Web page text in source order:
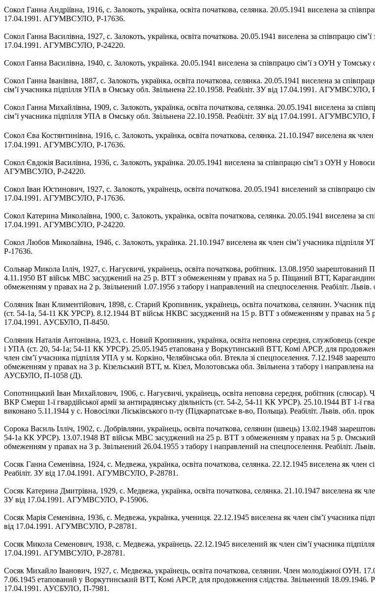
Сокол Ганна Андріївна, 1916, с. Залокоть, українка, освіта початкова, селянка. 20.05.1941 виселена за
17.04.1991. АГУМВСУЛО, Р-17636.
Сокол Ганна Василівна, 1927, с. Залокоть, українка, освіта початкова. 20.05.1941 виселена за співпрацю
17.04.1991. АГУМВСУЛО, Р-24220.
Сокол Ганна Василівна, 1940, с. Залокоть, українка. 20.05.1941 виселена за співпрацю сім’ї з ОУН у
Сокол Ганна Іванівна, 1887, с. Залокоть, українка, освіта початкова, селянка. 20.05.1941 виселена за
сім’ї учасника підпілля УПА в Омську обл. Звільнена 22.10.1958. Реабіліт. ЗУ від 17.04.1991. АГУМВСУЛО,
Сокол Ганна Михайлівна, 1909, с. Залокоть, українка, освіта початкова, селянка. 20.05.1941 виселена за
сім’ї учасника підпілля УПА в Омську обл. Звільнена 22.10.1958. Реабіліт. ЗУ від 17.04.1991. АГУМВСУЛО,
Сокол Єва Костянтинівна, 1916, с. Залокоть, українка, освіта початкова, селянка. 21.10.1947 виселена як
17.04.1991. АГУМВСУЛО, Р-17636.
Сокол Євдокія Василівна, 1936, с. Залокоть, українка. 20.05.1941 виселена за співпрацю сім’ї з ОУН у
АГУМВСУЛО, Р-24220.
Сокол Іван Юстинович, 1927, с. Залокоть, українець, освіта початкова. 20.05.1941 виселений за співпрацю
17.04.1991. АГУМВСУЛО, Р-17636.
Сокол Катерина Миколаївна, 1900, с. Залокоть, українка, освіта початкова, селянка. 20.05.1941 виселена за
17.04.1991. АГУМВСУЛО, Р-24220.
Сокол Любов Миколаївна, 1946, с. Залокоть, українка. 21.10.1947 виселена як член сім’ї учасника
Р-17636.
Сольвар Микола Ілліч, 1927, с. Нагуєвичі, українець, освіта початкова, робітник. 13.08.1950
4.11.1950 ВТ військ МВС засуджений на 25 р. ВТТ з обмеженням у правах на 5 р. Піщаний ВТТ,
обмеженням у правах на 2 р. Звільнений 1.07.1956 з табору і направлений на спецпоселення. Реабіліт.
Соляник Іван Климентійович, 1898, с. Старий Кропивник, українець, освіта початкова, селянин.
(ст. 54-1а, 54-11 КК УРСР). 8.12.1944 ВТ військ НКВС засуджений на 15 р. ВТТ з обмеженням у правах на 5
17.04.1991. АУСБУЛО, П-8450.
Соляник Наталія Антонівна, 1923, с. Новий Кропивник, українка, освіта неповна середня, службовець
і УПА (ст. 20, 54-1а; 54-11 КК УРСР). 25.05.1945 етапована у Воркутинський ВТТ, Комі АРСР, для
член сім’ї учасника підпілля УПА у м. Коркіно, Челябінська обл. Втекла зі спецпоселення. 7.12.1948
обмеженням у правах на 3 р. Кізельський ВТТ, м. Кізел, Молотовська обл. Звільнена з табору і направлена
АУСБУЛО, П-1058 (Д).
Сопотницький Іван Михайлович, 1906, с. Нагуєвичі, українець, освіта неповна середня, робітник
ВКР Смерш 1-ї гвардійської армії за антирадянську діяльність (ст. 54-2, 54‑11 КК УРСР). 25.10.1944 ВТ 1-ї
виконано 5.11.1944 у с. Новосілки Ліськівського п-ту (Підкарпатське в-во, Польща). Реабіліт. Львів. обл.
Сорока Василь Ілліч, 1902, с. Добрівляни, українець, освіта початкова, селянин (швець) 13.02.1948
54-1а КК УРСР). 13.07.1948 ВТ військ МВС засуджений на 25 р. ВТТ з обмеженням у правах на 5 р.
обмеженням у правах на 3 р. Звільнений 26.04.1955 з табору і направлений на спецпоселення. Реабіліт.
Сосяк Ганна Семенівна, 1924, с. Медвежа, українка, освіта початкова, селянка. 22.12.1945 виселена як
Реабіліт. ЗУ від 17.04.1991. АГУМВСУЛО, Р-28781.
Сосяк Катерина Дмитрівна, 1929, с. Медвежа, українка, освіта початкова, селянка. 21.10.1947 виселена як
ЗУ від 17.04.1991. АГУМВСУЛО, Р-15906.
Сосяк Марія Семенівна, 1936, с. Медвежа, українка, учениця. 22.12.1945 виселена як член сім’ї учасника
від 17.04.1991. АГУМВСУЛО, Р-28781.
Сосяк Микола Семенович, 1938, с. Медвежа, українець. 22.12.1945 виселений як член сім’ї учасника
17.04.1991. АГУМВСУЛО, Р-28781.
Сосяк Михайло Іванович, 1927, с. Медвежа, українець, освіта початкова, селянин. Член молодіжної
7.06.1945 етапований у Воркутинський ВТТ, Комі АРСР, для продовження слідства. Звільнений 18.09.1946.
17.04.1991. АУСБУЛО, П-7981.